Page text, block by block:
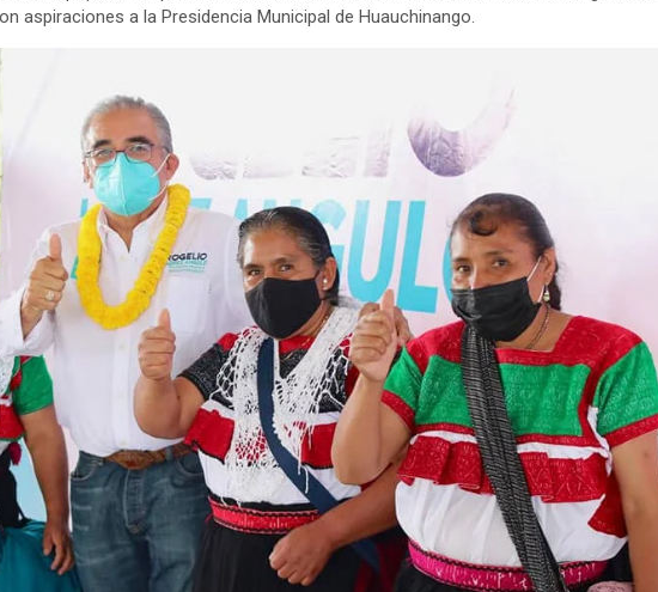
aspiraciones a la Presidencia Municipal de Huauchinango.